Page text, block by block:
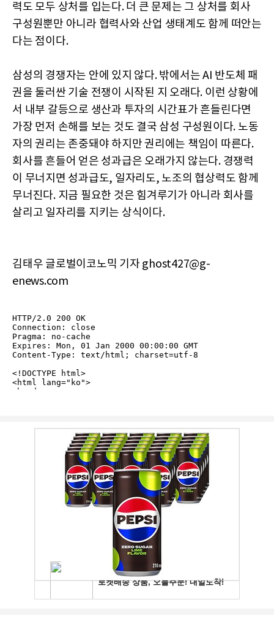
력도 모두 상처를 입는다. 더 큰 문제는 그 상처를 회사
구성원뿐만 아니라 협력사와 산업 생태계도 함께 떠안는
다는 점이다.
삼성의 경쟁자는 안에 있지 않다. 밖에서는 AI 반도체 패
권을 둘러싼 기술 전쟁이 시작된 지 오래다. 이런 상황에
서 내부 갈등으로 생산과 투자의 시간표가 흔들린다면
가장 먼저 손해를 보는 것도 결국 삼성 구성원이다. 노동
자의 권리는 존중돼야 하지만 권리에는 책임이 따른다.
회사를 흔들어 얻은 성과급은 오래가지 않는다. 경쟁력
이 무너지면 성과급도, 일자리도, 노조의 협상력도 함께
무너진다. 지금 필요한 것은 힘겨루기가 아니라 회사를
살리고 일자리를 지키는 상식이다.
김태우 글로벌이코노믹 기자 ghost427@g-
enews.com